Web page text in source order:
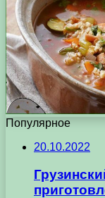
Популярное
20.10.2022